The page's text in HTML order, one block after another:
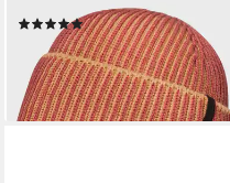
(1)
34,99 € UVP39,95 €
-12%
lieferbar - in 1-2 Werktagen bei dir